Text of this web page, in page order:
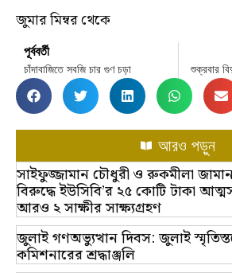
জুমার মিম্বর থেকে
পূর্ববর্তী
চাঁদাবাজিতে সবজি চার গুণ চড়া শুক্রবার
আরও পড়ুন
সাইফুজ্জামান চৌধুরী ও রুকমীলা
বিরুদ্ধে ইউসিবি’র ২৫ কোটি টাকা
আরও ২ সাক্ষীর সাক্ষ্যগ্রহণ
জুলাই গণঅভ্যুত্থান দিবস: জুলাই
কমিশনারের শ্রদ্ধাঞ্জলি